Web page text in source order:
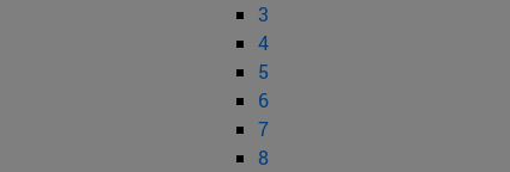
3
4
5
6
7
8